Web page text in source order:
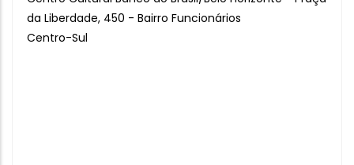
da Liberdade, 450 - Bairro Funcionários
Centro-Sul